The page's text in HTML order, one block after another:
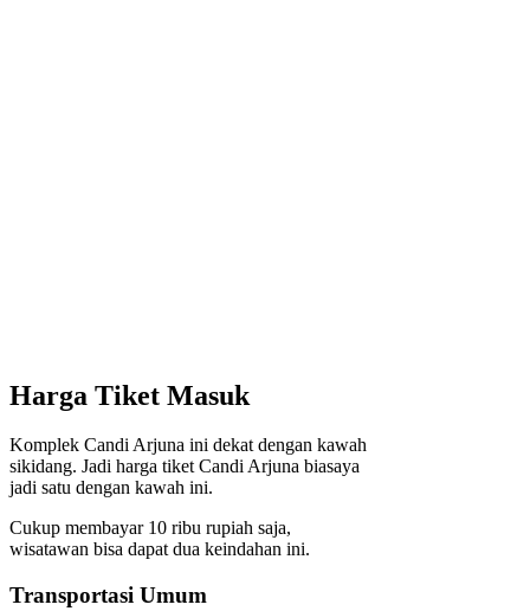
Harga Tiket Masuk
Komplek Candi Arjuna ini dekat dengan kawah
sikidang. Jadi harga tiket Candi Arjuna biasaya
jadi satu dengan kawah ini.
Cukup membayar 10 ribu rupiah saja,
wisatawan bisa dapat dua keindahan ini.
Transportasi Umum